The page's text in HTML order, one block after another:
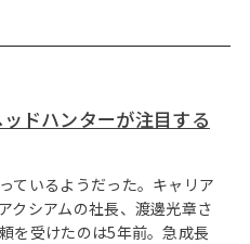
ドハンターが注目する
ているようだった。キャリア
クシアムの社長、渡邊光章さ
を受けたのは5年前。急成長